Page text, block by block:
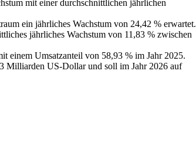
mit einer durchschnittlichen jährlichen
ein jährliches Wachstum von 24,42 % erwartet.
jährliches Wachstum von 11,83 % zwischen
einem Umsatzanteil von 58,93 % im Jahr 2025.
Milliarden US-Dollar und soll im Jahr 2026 auf